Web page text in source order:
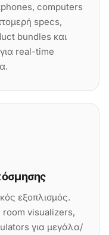
computers
specs,
bundles και
real-time
εξοπλισμός.
visualizers,
για μεγάλα/